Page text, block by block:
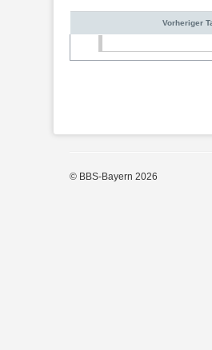
Vorheriger
© BBS-Bayern 2026